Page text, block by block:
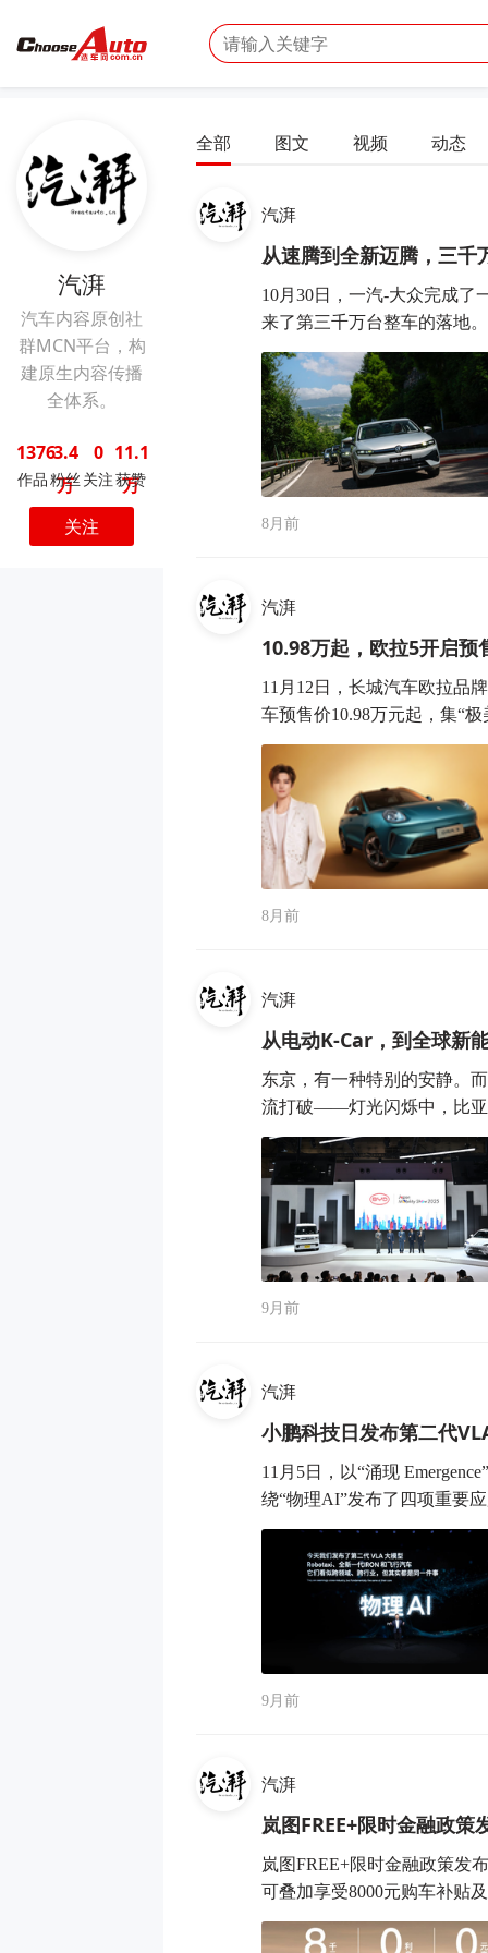
汽湃
汽车内容原创社
群MCN平台，构
建原生内容传播
全体系。
1376
作品
3.4
万
粉丝
0
关注
11.1
万
获赞
关注
全部 图文 视频 动态
汽湃
从速腾到全新迈腾，三千
10月30日，一汽-大众完成
来了第三千万台整车的落地
8月前
汽湃
10.98万起，欧拉5开启预
11月12日，长城汽车欧拉品
车预售价10.98万元起，集“极
8月前
汽湃
从电动K-Car，到全球新
东京，有一种特别的安静。
流打破——灯光闪烁中，比亚
9月前
汽湃
小鹏科技日发布第二代
11月5日，以“涌现
绕“物理AI”发布了四项重要
9月前
汽湃
岚图FREE+限时金融政
岚图FREE+限时金融政策发
可叠加享受8000元购车补贴